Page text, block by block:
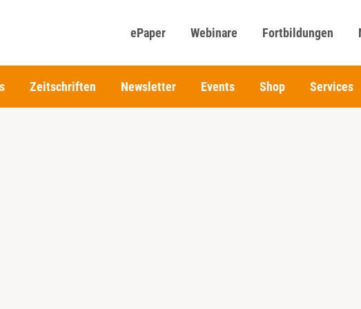
ePaper Webinare Fortbildungen
Zeitschriften Newsletter Events Shop Services